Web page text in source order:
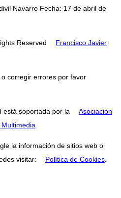
Navarro Fecha: 17 de abril de
Reserved
Francisco Javier
corregir errores por favor
está soportada por la
Asociación
la información de sitios web o
visitar:
Política de Cookies